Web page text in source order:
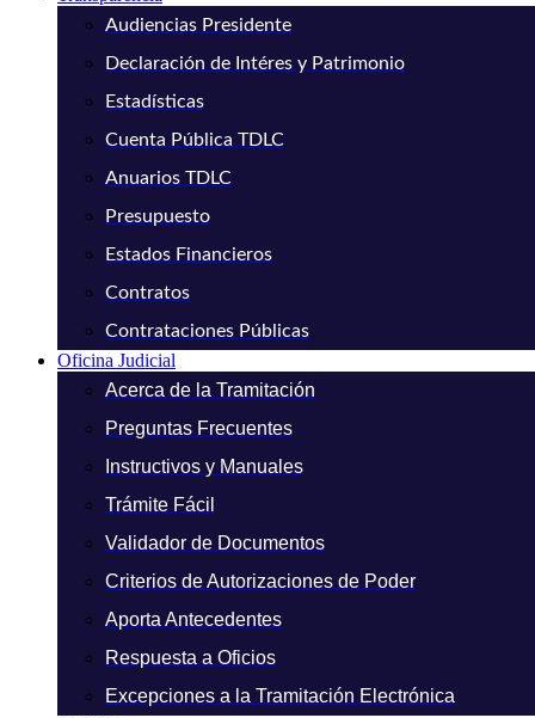
Audiencias Presidente
Declaración de Intéres y Patrimonio
Estadísticas
Cuenta Pública TDLC
Anuarios TDLC
Presupuesto
Estados Financieros
Contratos
Contrataciones Públicas
Oficina Judicial
Acerca de la Tramitación
Preguntas Frecuentes
Instructivos y Manuales
Trámite Fácil
Validador de Documentos
Criterios de Autorizaciones de Poder
Aporta Antecedentes
Respuesta a Oficios
Excepciones a la Tramitación Electrónica